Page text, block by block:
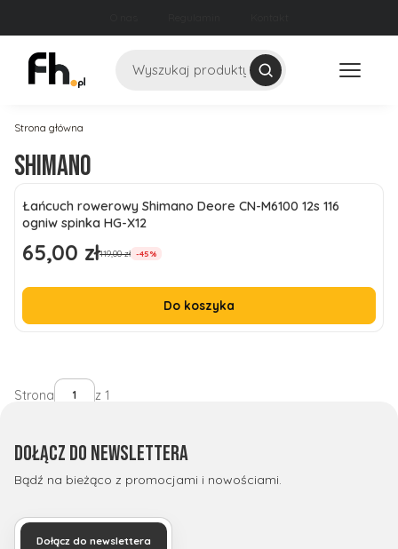
Szukaj
Strona główna
Shimano
Lista produktów
Łańcuch rowerowy Shimano Deore CN-M6100 12s 116
ogniw spinka HG-X12
Cena promocyjna
65,00 zł119,00 zł -45%
Do koszyka
Strona z 1
Dołącz do newslettera
Bądź na bieżąco z promocjami i nowościami.
Dołącz do newslettera